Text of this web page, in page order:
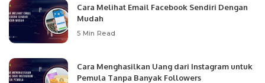
Cara Melihat Email Facebook Sendiri Dengan
Mudah
5 Min Read
Cara Menghasilkan Uang dari Instagram untuk
Pemula Tanpa Banyak Followers